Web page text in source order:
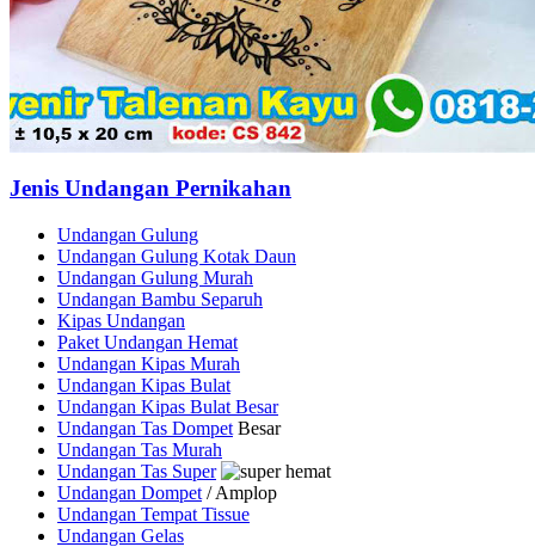
Jenis Undangan Pernikahan
Undangan Gulung
Undangan Gulung Kotak Daun
Undangan Gulung Murah
Undangan Bambu Separuh
Kipas Undangan
Paket Undangan Hemat
Undangan Kipas Murah
Undangan Kipas Bulat
Undangan Kipas Bulat Besar
Undangan Tas Dompet Besar
Undangan Tas Murah
Undangan Tas Super
Undangan Dompet / Amplop
Undangan Tempat Tissue
Undangan Gelas